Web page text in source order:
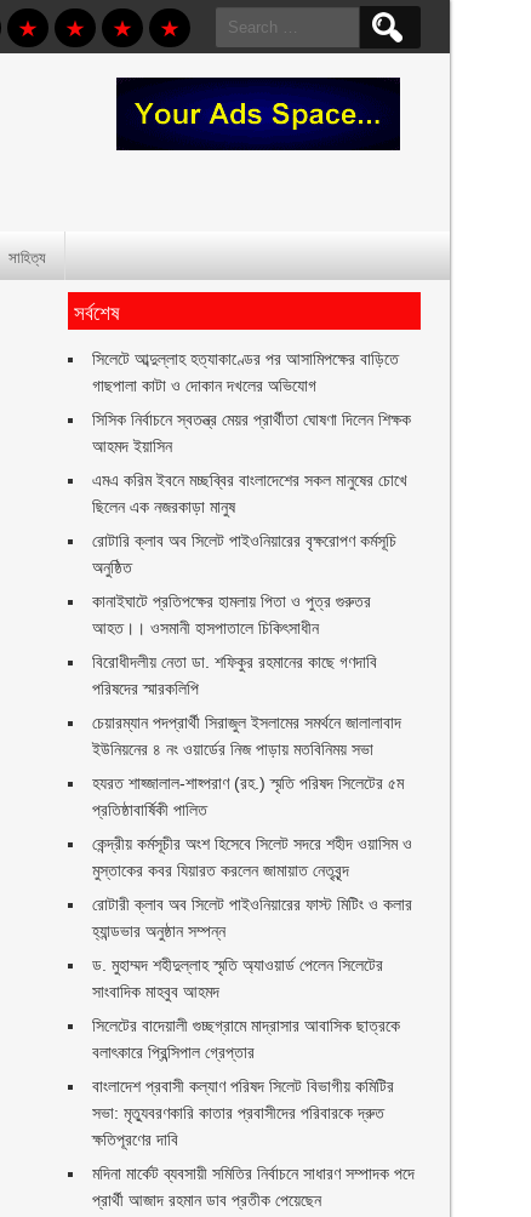
Search
for:
সাহিত্য
সর্বশেষ
সিলেটে আব্দুল্লাহ হত্যাকাণ্ডের পর আসামিপক্ষের বাড়িতে
গাছপালা কাটা ও দোকান দখলের অভিযোগ
সিসিক নির্বাচনে স্বতন্ত্র মেয়র প্রার্থীতা ঘোষণা দিলেন শিক্ষক
আহমদ ইয়াসিন
এমএ করিম ইবনে মচ্ছব্বির বাংলাদেশের সকল মানুষের চোখে
ছিলেন এক নজরকাড়া মানুষ ‎
রোটারি ক্লাব অব সিলেট পাইওনিয়ারের বৃক্ষরোপণ কর্মসূচি
অনুষ্ঠিত
কানাইঘাটে প্রতিপক্ষের হামলায় পিতা ও পুত্র গুরুতর
আহত।। ওসমানী হাসপাতালে চিকিৎসাধীন
বিরোধীদলীয় নেতা ডা. শফিকুর রহমানের কাছে গণদাবি
পরিষদের স্মারকলিপি ‎
চেয়ারম্যান পদপ্রার্থী সিরাজুল ইসলামের সমর্থনে জালালাবাদ
ইউনিয়নের ৪ নং ওয়ার্ডের নিজ পাড়ায় মতবিনিময় সভা
হযরত শাহ্জালাল-শাহ্পরাণ (রহ.) স্মৃতি পরিষদ সিলেটের ৫ম
প্রতিষ্ঠাবার্ষিকী পালিত ‎​
কেন্দ্রীয় কর্মসূচীর অংশ হিসেবে সিলেট সদরে শহীদ ওয়াসিম ও
মুস্তাকের কবর যিয়ারত করলেন জামায়াত নেতৃবৃন্দ ‎
রোটারী ক্লাব অব সিলেট পাইওনিয়ারের ফাস্ট মিটিং ও কলার
হ্যান্ডভার অনুষ্ঠান সম্পন্ন
ড. মুহাম্মদ শহীদুল্লাহ স্মৃতি অ্যাওয়ার্ড পেলেন সিলেটের
সাংবাদিক মাহবুব আহমদ
সিলেটের বাদেয়ালী গুচ্ছগ্রামে মাদ্রাসার আবাসিক ছাত্রকে
বলাৎকারে প্রিন্সিপাল গ্রেপ্তার ‎
বাংলাদেশ প্রবাসী কল্যাণ পরিষদ সিলেট বিভাগীয় কমিটির
সভা: মৃত্যুবরণকারি কাতার প্রবাসীদের পরিবারকে দ্রুত
ক্ষতিপূরণের দাবি
মদিনা মার্কেট ব্যবসায়ী সমিতির নির্বাচনে সাধারণ সম্পাদক পদে
প্রার্থী আজাদ রহমান ডাব প্রতীক পেয়েছেন ‎